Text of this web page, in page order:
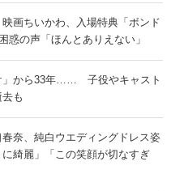
画ちいかわ、入場特典「ボンド
惑の声「ほんとありえない」
」から33年…… 子役やキャスト
も
春奈、純白ウエディングドレス姿
綺麗」「この笑顔が切なすぎ